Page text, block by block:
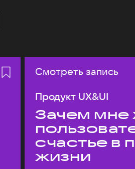
Смотреть запись
Продукт UX&UI
Зачем мне
счастье в
жизни